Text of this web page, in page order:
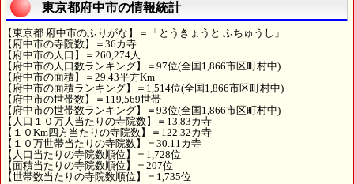
東京都府中市の情報統計
【東京都 府中市のふりがな】＝「とうきょうと ふちゅうし」
【府中市の寺院数】＝36カ寺
【府中市の人口】＝260,274人
【府中市の人口数ランキング】＝97位(全国1,866市区町村中)
【府中市の面積】＝29.43平方Km
【府中市の面積ランキング】＝1,514位(全国1,866市区町村中)
【府中市の世帯数】＝119,569世帯
【府中市の世帯数ランキング】＝93位(全国1,866市区町村中)
【人口１０万人当たりの寺院数】＝13.83カ寺
【１０Km四方当たりの寺院数】＝122.32カ寺
【１０万世帯当たりの寺院数】＝30.11カ寺
【人口当たりの寺院数順位】＝1,728位
【面積当たりの寺院数順位】＝207位
【世帯数当たりの寺院数順位】＝1,735位